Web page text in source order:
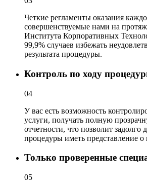
Четкие регламенты оказания
совершенствуемые нами на
Института Корпоративных
99,9% случаев избежать
результата процедуры.
Контроль по ходу
04
У вас есть возможность
услуги, получать полную
отчетности, что позволит задолго
процедуры иметь представление о
Только проверенные
05